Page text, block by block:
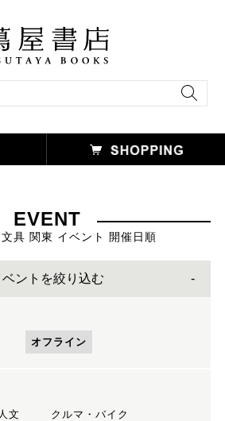
EVENT
具 関東 イベント 開催日順
ベントを絞り込む
オフライン
人文
クルマ・バイク